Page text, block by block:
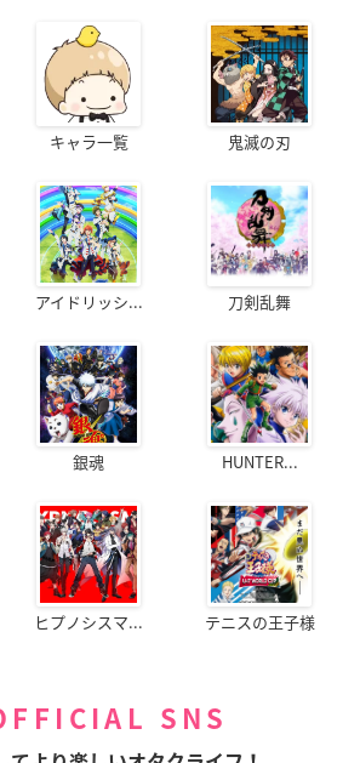
キャラ一覧 鬼滅の刃
アイドリッシ... 刀剣乱舞
銀魂 HUNTER...
ヒプノシスマ... テニスの王子様
SNS